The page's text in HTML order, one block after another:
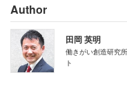
チームは後始末で大変
に対する責任をこの観
ことと突き放す」と
が悪かった。全て私の
Author
田岡 英明
働きがい創造研究
ト